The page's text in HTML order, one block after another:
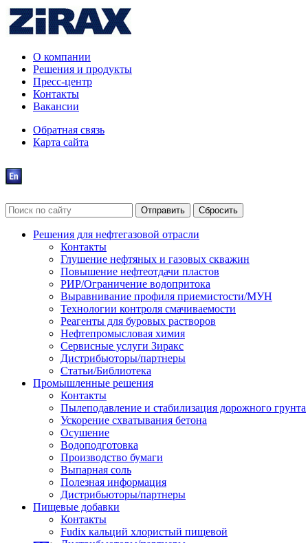
О компании
Решения и продукты
Пресс-центр
Контакты
Вакансии
Обратная связь
Карта сайта
Решения для нефтегазовой отрасли
Контакты
Глушение нефтяных и газовых скважин
Повышение нефтеотдачи пластов
РИР/Ограничение водопритока
Выравнивание профиля приемистости/МУН
Технологии контроля смачиваемости
Реагенты для буровых растворов
Нефтепромысловая химия
Сервисные услуги Зиракс
Дистрибьюторы/партнеры
Статьи/Библиотека
Промышленные решения
Контакты
Пылеподавление и стабилизация дорожного грунта
Ускорение схватывания бетона
Осушение
Водоподготовка
Производство бумаги
Выпарная соль
Полезная информация
Дистрибьюторы/партнеры
Пищевые добавки
Контакты
Fudix кальций хлористый пищевой